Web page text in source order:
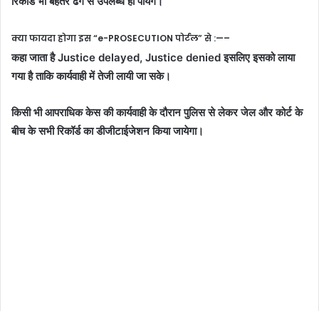
क्या फायदा होगा इस “e-PROSECUTION पोर्टल” से :—–
कहा जाता है Justice delayed, Justice denied इसलिए इसको लाया
गया है ताकि कार्यवाही में तेजी लायी जा सके।
किसी भी आपराधिक केस की कार्यवाही के दौरान पुलिस से लेकर जेल और कोर्ट के
बीच के सभी रिकॉर्ड का डीजीटाईजेशन किया जायेगा।